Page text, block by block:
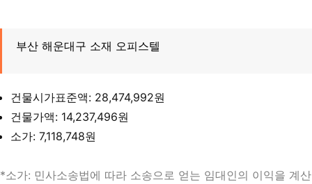
부산 해운대구 소재 오피스텔
건물시가표준액: 28,474,992원
건물가액: 14,237,496원
소가: 7,118,748원
*소가: 민사소송법에 따라 소송으로 얻는 임대인의 이익을 계산